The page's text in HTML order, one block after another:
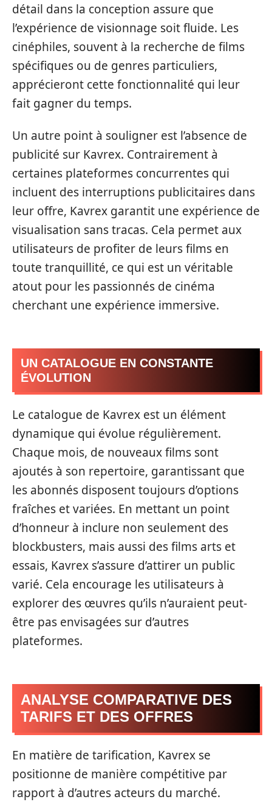
détail dans la conception assure que
l’expérience de visionnage soit fluide. Les
cinéphiles, souvent à la recherche de films
spécifiques ou de genres particuliers,
apprécieront cette fonctionnalité qui leur
fait gagner du temps.
Un autre point à souligner est l’absence de
publicité sur Kavrex. Contrairement à
certaines plateformes concurrentes qui
incluent des interruptions publicitaires dans
leur offre, Kavrex garantit une expérience de
visualisation sans tracas. Cela permet aux
utilisateurs de profiter de leurs films en
toute tranquillité, ce qui est un véritable
atout pour les passionnés de cinéma
cherchant une expérience immersive.
UN CATALOGUE EN CONSTANTE
ÉVOLUTION
Le catalogue de Kavrex est un élément
dynamique qui évolue régulièrement.
Chaque mois, de nouveaux films sont
ajoutés à son repertoire, garantissant que
les abonnés disposent toujours d’options
fraîches et variées. En mettant un point
d’honneur à inclure non seulement des
blockbusters, mais aussi des films arts et
essais, Kavrex s’assure d’attirer un public
varié. Cela encourage les utilisateurs à
explorer des œuvres qu’ils n’auraient peut-
être pas envisagées sur d’autres
plateformes.
ANALYSE COMPARATIVE DES
TARIFS ET DES OFFRES
En matière de tarification, Kavrex se
positionne de manière compétitive par
rapport à d’autres acteurs du marché.